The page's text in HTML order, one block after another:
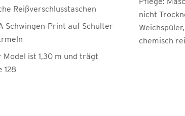
Reißverschlusstaschen
Schwingen-Print auf Schulter
Model ist 1,30 m und trägt
128
nicht
chemisch